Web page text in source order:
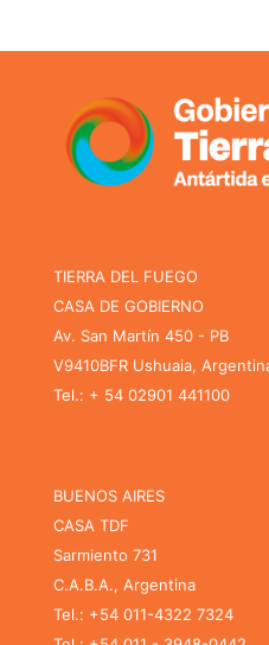
TIERRA DEL FUEGO
CASA DE GOBIERNO
Av. San Martín 450 - PB
V9410BFR Ushuaia,
Tel.: + 54 02901 441100
BUENOS AIRES
CASA TDF
Sarmiento 731
C.A.B.A., Argentina
Tel.: +54 011-4322 7324